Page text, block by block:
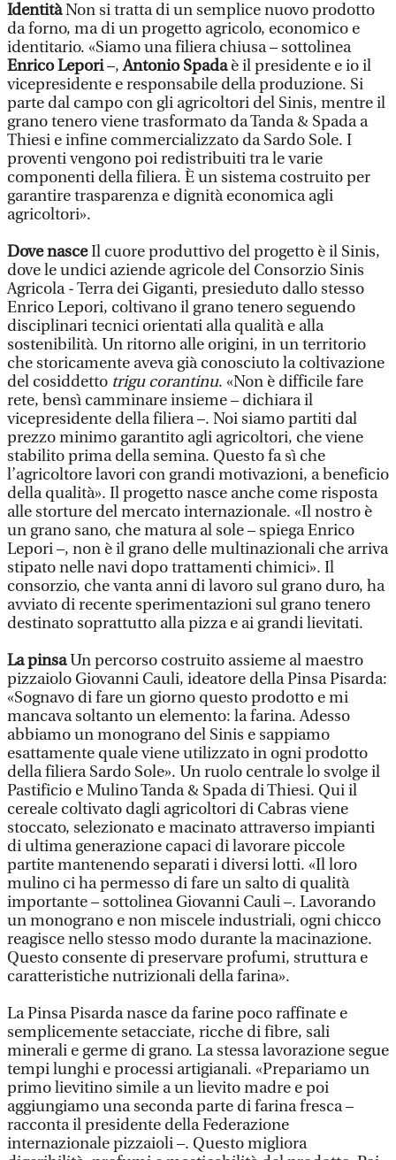
IdentitàNon si tratta di un semplice nuovo prodotto
da forno, ma di un progetto agricolo, economico e
identitario. «Siamo una filiera chiusa – sottolinea
Enrico Lepori–,Antonio Spadaè il presidente e io il
vicepresidente e responsabile della produzione. Si
parte dal campo con gli agricoltori del Sinis, mentre il
grano tenero viene trasformato da Tanda & Spada a
Thiesi e infine commercializzato da Sardo Sole. I
proventi vengono poi redistribuiti tra le varie
componenti della filiera. È un sistema costruito per
garantire trasparenza e dignità economica agli
agricoltori».
Dove nasceIl cuore produttivo del progetto è il Sinis,
dove le undici aziende agricole del Consorzio Sinis
Agricola - Terra dei Giganti, presieduto dallo stesso
Enrico Lepori, coltivano il grano tenero seguendo
disciplinari tecnici orientati alla qualità e alla
sostenibilità. Un ritorno alle origini, in un territorio
che storicamente aveva già conosciuto la coltivazione
del cosiddetto trigu corantinu. «Non è difficile fare
rete, bensì camminare insieme – dichiara il
vicepresidente della filiera –. Noi siamo partiti dal
prezzo minimo garantito agli agricoltori, che viene
stabilito prima della semina. Questo fa sì che
l’agricoltore lavori con grandi motivazioni, a beneficio
della qualità». Il progetto nasce anche come risposta
alle storture del mercato internazionale. «Il nostro è
un grano sano, che matura al sole – spiega Enrico
Lepori –, non è il grano delle multinazionali che arriva
stipato nelle navi dopo trattamenti chimici». Il
consorzio, che vanta anni di lavoro sul grano duro, ha
avviato di recente sperimentazioni sul grano tenero
destinato soprattutto alla pizza e ai grandi lievitati.
La pinsaUn percorso costruito assieme al maestro
pizzaiolo Giovanni Cauli, ideatore della Pinsa Pisarda:
«Sognavo di fare un giorno questo prodotto e mi
mancava soltanto un elemento: la farina. Adesso
abbiamo un monograno del Sinis e sappiamo
esattamente quale viene utilizzato in ogni prodotto
della filiera Sardo Sole». Un ruolo centrale lo svolge il
Pastificio e Mulino Tanda & Spada di Thiesi. Qui il
cereale coltivato dagli agricoltori di Cabras viene
stoccato, selezionato e macinato attraverso impianti
di ultima generazione capaci di lavorare piccole
partite mantenendo separati i diversi lotti. «Il loro
mulino ci ha permesso di fare un salto di qualità
importante – sottolinea Giovanni Cauli –. Lavorando
un monograno e non miscele industriali, ogni chicco
reagisce nello stesso modo durante la macinazione.
Questo consente di preservare profumi, struttura e
caratteristiche nutrizionali della farina».
La Pinsa Pisarda nasce da farine poco raffinate e
semplicemente setacciate, ricche di fibre, sali
minerali e germe di grano. La stessa lavorazione segue
tempi lunghi e processi artigianali. «Prepariamo un
primo lievitino simile a un lievito madre e poi
aggiungiamo una seconda parte di farina fresca –
racconta il presidente della Federazione
internazionale pizzaioli –. Questo migliora